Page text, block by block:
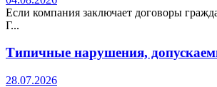
Если компания заключает договоры
Г...
Типичные нарушения,
28.07.2026